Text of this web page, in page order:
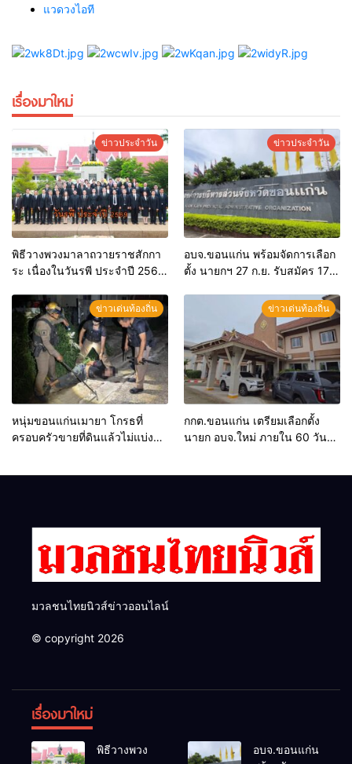
แวดวงไอที
เรื่องมาใหม่
ข่าวประจำวัน
พิธีวางพวงมาลาถวายราชสักกา
ระ เนื่องในวันรพี ประจำปี 2569
เพื่อเชื่อมความสัมพันธ์อันดีของ
หน่วยงานในกระบวนการ
ยุติธรรม
ข่าวประจำวัน
อบจ.ขอนแก่น พร้อมจัดการเลือก
ตั้ง นายกฯ 27 ก.ย. รับสมัคร 17-
การเลือกตั้งหากคุณสมบัติครบ
มั่นใจคนใช้สิทธิ์ทะลุ 70%
ข่าวเด่นท้องถิ่น
หนุ่มขอนแก่นเมายา โกรธที่
ครอบครัวขายที่ดินแล้วไม่แบ่ง
ข่าวเด่นท้องถิ่น
กกต.ขอนแก่น เตรียมเลือกตั้ง
นายก อบจ.ใหม่ ภายใน 60 วัน
มวลชนไทยนิวส์ข่าวออนไลน์
© copyright 2026
เรื่องมาใหม่
พิธีวางพวง
อบจ.ขอนแก่น